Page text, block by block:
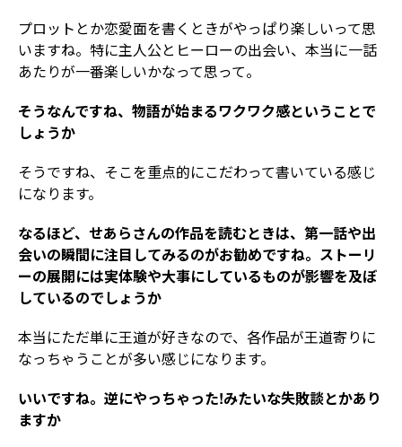
プロットとか恋愛面を書くときがやっぱり楽しいって思
いますね。特に主人公とヒーローの出会い、本当に一話
あたりが一番楽しいかなって思って。
――そうなんですね、物語が始まるワクワク感ということで
しょうか
そうですね、そこを重点的にこだわって書いている感じ
になります。
――なるほど、せあらさんの作品を読むときは、第一話や出
会いの瞬間に注目してみるのがお勧めですね。ストーリ
ーの展開には実体験や大事にしているものが影響を及ぼ
しているのでしょうか
本当にただ単に王道が好きなので、各作品が王道寄りに
なっちゃうことが多い感じになります。
――いいですね。逆にやっちゃった!みたいな失敗談とかあり
ますか